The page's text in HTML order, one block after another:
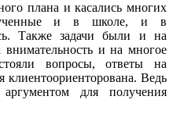
плана и касались многих
и в школе, и в
Также задачи были и на
и на многое
вопросы, ответы на
клиентоориенторована. Ведь
для получения